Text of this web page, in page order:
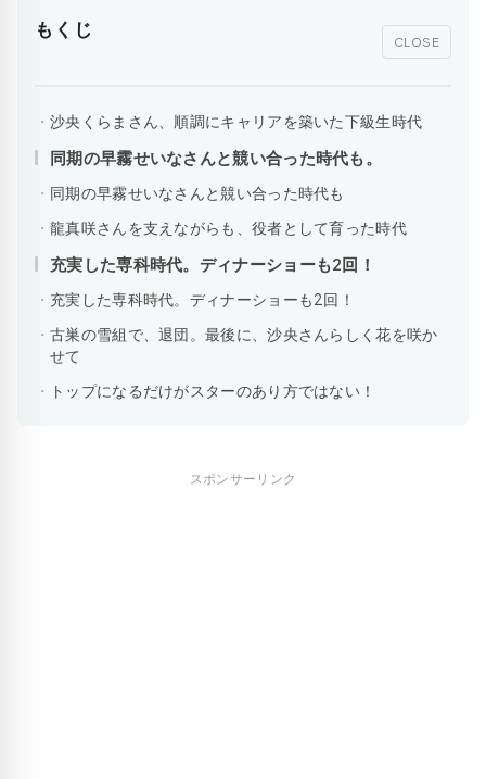
もくじ
CLOSE
沙央くらまさん、順調にキャリアを築いた下級生時代
同期の早霧せいなさんと競い合った時代も。
同期の早霧せいなさんと競い合った時代も
龍真咲さんを支えながらも、役者として育った時代
充実した専科時代。ディナーショーも2回！
充実した専科時代。ディナーショーも2回！
古巣の雪組で、退団。最後に、沙央さんらしく花を咲か
せて
トップになるだけがスターのあり方ではない！
スポンサーリンク